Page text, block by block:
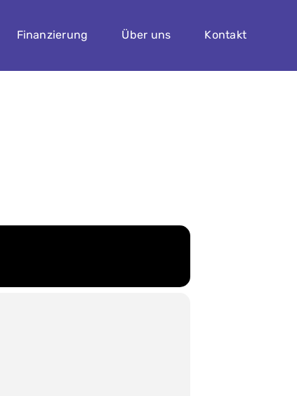
Finanzierung Über uns Kontakt